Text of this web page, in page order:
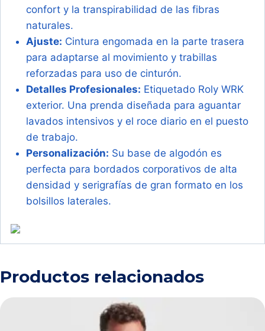
confort y la transpirabilidad de las fibras
naturales.
Ajuste: Cintura engomada en la parte trasera
para adaptarse al movimiento y trabillas
reforzadas para uso de cinturón.
Detalles Profesionales: Etiquetado Roly WRK
exterior. Una prenda diseñada para aguantar
lavados intensivos y el roce diario en el puesto
de trabajo.
Personalización: Su base de algodón es
perfecta para bordados corporativos de alta
densidad y serigrafías de gran formato en los
bolsillos laterales.
Productos relacionados